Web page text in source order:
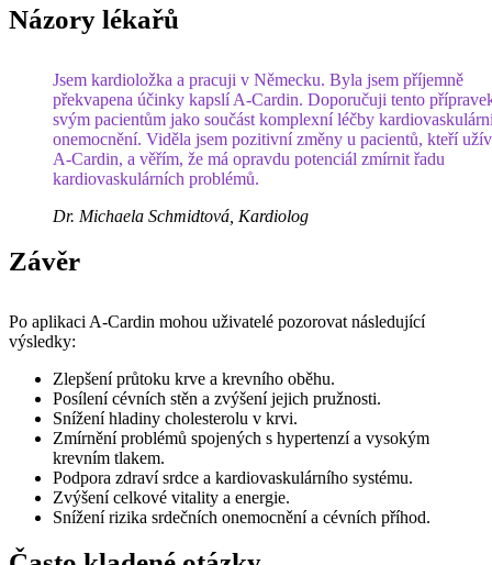
Názory lékařů
Jsem kardioložka a pracuji v Německu. Byla jsem příjemně
překvapena účinky kapslí A-Cardin. Doporučuji tento
svým pacientům jako součást komplexní léčby
onemocnění. Viděla jsem pozitivní změny u pacientů, kteří
A-Cardin, a věřím, že má opravdu potenciál zmírnit řadu
kardiovaskulárních problémů.
Dr. Michaela Schmidtová, Kardiolog
Závěr
Po aplikaci A-Cardin mohou uživatelé pozorovat následující
výsledky:
Zlepšení průtoku krve a krevního oběhu.
Posílení cévních stěn a zvýšení jejich pružnosti.
Snížení hladiny cholesterolu v krvi.
Zmírnění problémů spojených s hypertenzí a vysokým
krevním tlakem.
Podpora zdraví srdce a kardiovaskulárního systému.
Zvýšení celkové vitality a energie.
Snížení rizika srdečních onemocnění a cévních příhod.